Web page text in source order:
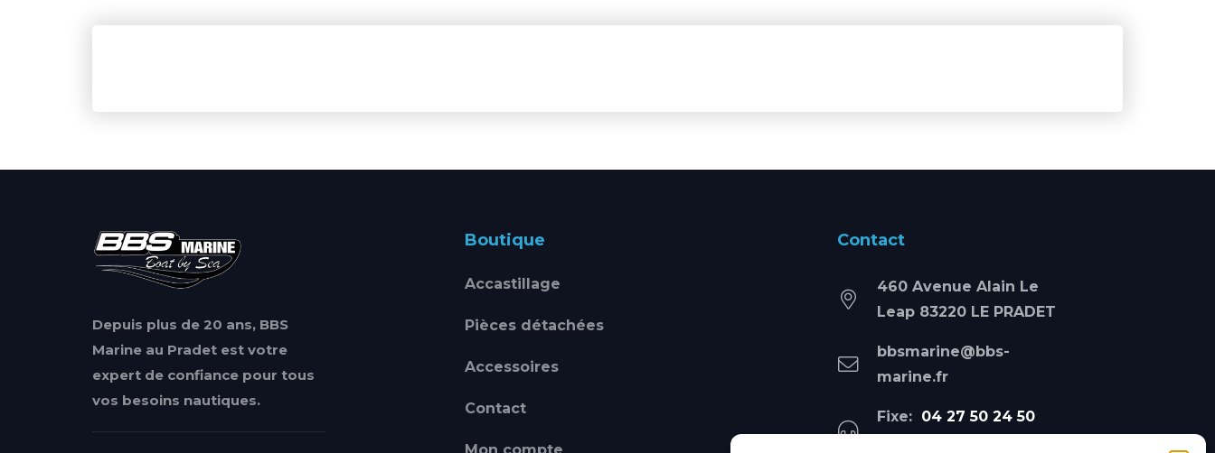
Depuis plus de 20 ans, BBS
Marine au Pradet est votre
expert de confiance pour tous
vos besoins nautiques.
Boutique
Accastillage
Pièces détachées
Accessoires
Contact
Mon compte
Contact
460 Avenue Alain Le
Leap 83220 LE PRADET
bbsmarine@bbs-
marine.fr
Fixe: 04 27 50 24 50